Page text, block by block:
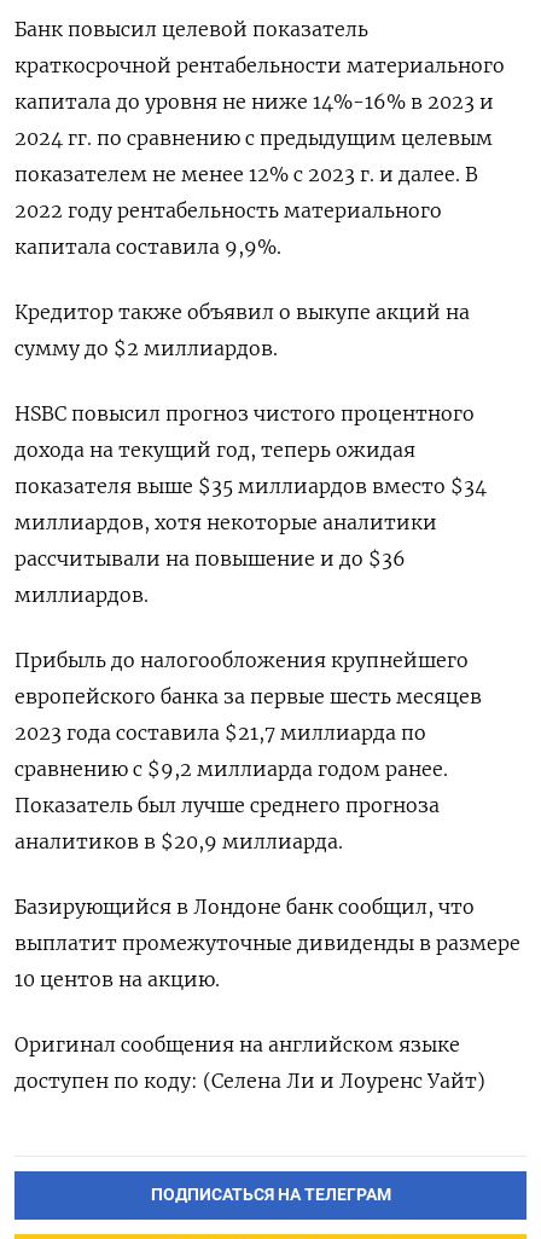
Банк повысил целевой показатель
краткосрочной рентабельности материального
капитала до уровня не ниже 14%-16% в 2023 и
2024 гг. по сравнению с предыдущим целевым
показателем не менее 12% с 2023 г. и далее. В
2022 году рентабельность материального
капитала составила 9,9%.
Кредитор также объявил о выкупе акций на
сумму до $2 миллиардов.
HSBC повысил прогноз чистого процентного
дохода на текущий год, теперь ожидая
показателя выше $35 миллиардов вместо $34
миллиардов, хотя некоторые аналитики
рассчитывали на повышение и до $36
миллиардов.
Прибыль до налогообложения крупнейшего
европейского банка за первые шесть месяцев
2023 года составила $21,7 миллиарда по
сравнению с $9,2 миллиарда годом ранее.
Показатель был лучше среднего прогноза
аналитиков в $20,9 миллиарда.
Базирующийся в Лондоне банк сообщил, что
выплатит промежуточные дивиденды в размере
10 центов на акцию.
Оригинал сообщения на английском языке
доступен по коду: (Селена Ли и Лоуренс Уайт)
ПОДПИСАТЬСЯ НА ТЕЛЕГРАМ